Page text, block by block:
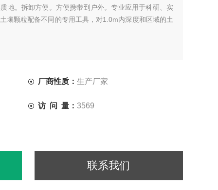
地。拆卸方便。方便携带到户外。专业应用于科研、实
壤颗粒配备不同的专用工具，对1.0m内深度和区域的土
厂商性质： 生产厂家
访 问 量： 3569
联系我们